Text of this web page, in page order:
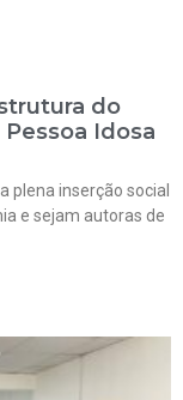
do
Idosa
plena inserção social
e sejam autoras de